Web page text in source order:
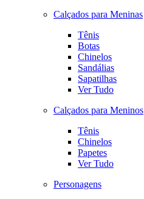
Calçados para Meninas
Tênis
Botas
Chinelos
Sandálias
Sapatilhas
Ver Tudo
Calçados para Meninos
Tênis
Chinelos
Papetes
Ver Tudo
Personagens